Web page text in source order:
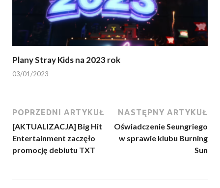
Plany Stray Kids na 2023 rok
03/01/2023
POPRZEDNI ARTYKUŁ
[AKTUALIZACJA] Big Hit
Entertainment zaczęło
promocję debiutu TXT
NASTĘPNY ARTYKUŁ
Oświadczenie Seungriego
w sprawie klubu Burning
Sun